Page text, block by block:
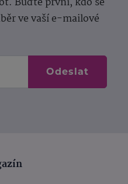
ve vaší e-mailové
Odeslat